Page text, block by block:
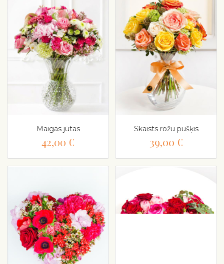
Maigās jūtas
42,00 €
Skaists rožu pušķis
39,00 €